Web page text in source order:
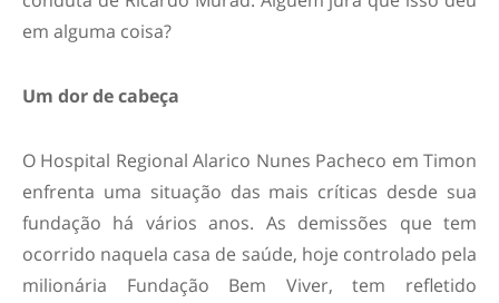
em alguma coisa?
Um dor de cabeça
O Hospital Regional Alarico Nunes Pacheco em Timon
enfrenta uma situação das mais críticas desde sua
fundação há vários anos. As demissões que tem
ocorrido naquela casa de saúde, hoje controlado pela
milionária Fundação Bem Viver, tem refletido